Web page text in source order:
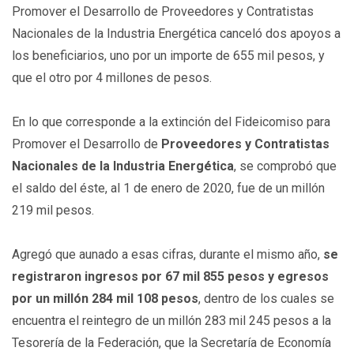
Promover el Desarrollo de Proveedores y Contratistas
Nacionales de la Industria Energética canceló dos apoyos a
los beneficiarios, uno por un importe de 655 mil pesos, y
que el otro por 4 millones de pesos.
En lo que corresponde a la extinción del Fideicomiso para
Promover el Desarrollo de Proveedores y Contratistas
Nacionales de la Industria Energética, se comprobó que
el saldo del éste, al 1 de enero de 2020, fue de un millón
219 mil pesos.
Agregó que aunado a esas cifras, durante el mismo año, se
registraron ingresos por 67 mil 855 pesos y egresos
por un millón 284 mil 108 pesos, dentro de los cuales se
encuentra el reintegro de un millón 283 mil 245 pesos a la
Tesorería de la Federación, que la Secretaría de Economía